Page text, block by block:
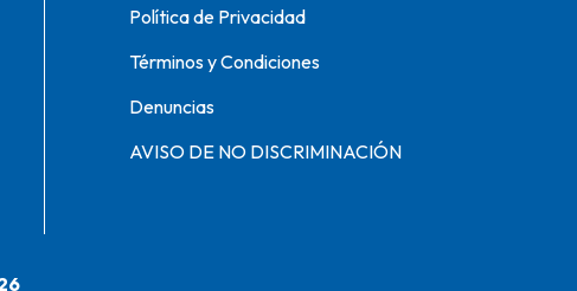
Política de Privacidad
Términos y Condiciones
Denuncias
AVISO DE NO DISCRIMINACIÓN